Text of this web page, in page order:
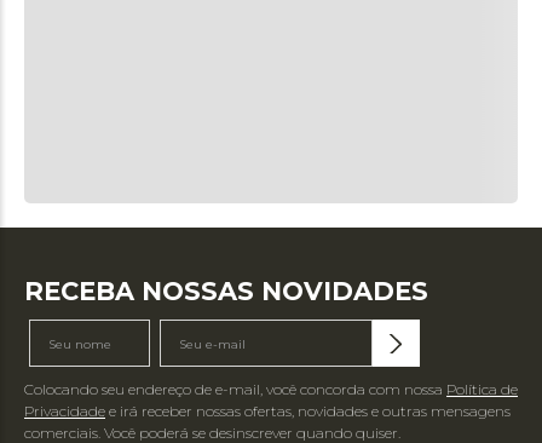
RECEBA NOSSAS NOVIDADES
Colocando seu endereço de e-mail, você concorda com nossa Política de
Privacidade e irá receber nossas ofertas, novidades e outras mensagens
comerciais. Você poderá se desinscrever quando quiser.